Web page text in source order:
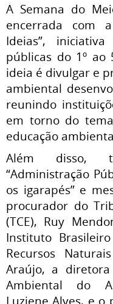
A Semana do
encerrada com
Ideias”,
públicas do 1º ao
ideia é divulgar e
ambiental
reunindo
em torno do
educação
Além disso,
“Administração
os igarapés” e
procurador do
(TCE), Ruy
Instituto
Recursos
Araújo, a
Ambiental do
Luziene Alves, e o